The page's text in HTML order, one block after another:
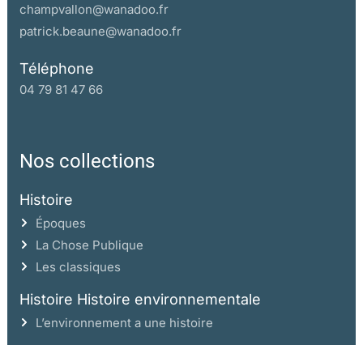
champvallon@wanadoo.fr
patrick.beaune@wanadoo.fr
Téléphone
04 79 81 47 66
Nos collections
Histoire
Époques
La Chose Publique
Les classiques
Histoire Histoire environnementale
L’environnement a une histoire